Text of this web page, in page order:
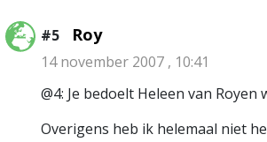
#5 Roy
14 november 2007 , 10:41
@4: Je bedoelt Heleen van Royen
Overigens heb ik helemaal niet